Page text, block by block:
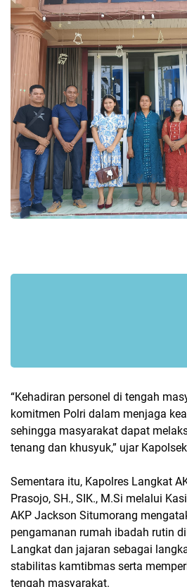
“Kehadiran personel di tengah
komitmen Polri dalam menjaga
sehingga masyarakat dapat
tenang dan khusyuk,” ujar
Sementara itu, Kapolres Langkat
Prasojo, SH., SIK., M.Si melalui
AKP Jackson Situmorang
pengamanan rumah ibadah rutin
Langkat dan jajaran sebagai
stabilitas kamtibmas serta
tengah masyarakat.